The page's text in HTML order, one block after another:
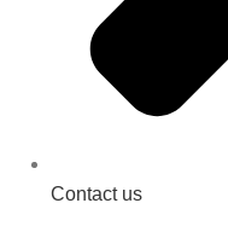
Contact us